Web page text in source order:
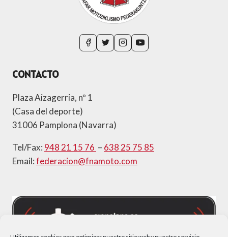
CONTACTO
Plaza Aizagerria, nº 1
(Casa del deporte)
31006 Pamplona (Navarra)
Tel/Fax: 948 21 15 76 – 638 25 75 85
Email:federacion@fnamoto.com